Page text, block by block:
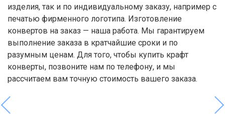
изделия, так и по индивидуальному заказу, например с
печатью фирменного логотипа. Изготовление
конвертов на заказ — наша работа. Мы гарантируем
выполнение заказа в кратчайшие сроки и по
разумным ценам. Для того, чтобы купить крафт
конверты, позвоните нам по телефону, и мы
рассчитаем вам точную стоимость вашего заказа.